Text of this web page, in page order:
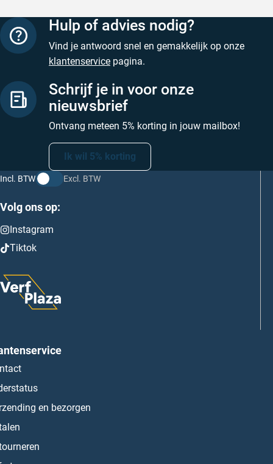
Hulp of advies nodig?
Vind je antwoord snel en gemakkelijk op onze
klantenservice pagina.
Schrijf je in voor onze
nieuwsbrief
Ontvang meteen 5% korting in jouw mailbox!
Ik wil 5% korting
Incl. BTW Excl. BTW
Volg ons op:
Instagram
Tiktok
en bezorgen